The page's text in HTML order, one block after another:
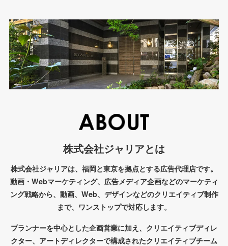
株式会社ジャリアとは
株式会社ジャリアは、福岡と東京を拠点とする広告代理店です。
動画・Webマーケティング、広告メディア企画などのマーケティ
ング戦略から、動画、Web、デザインなどのクリエイティブ制作
まで、ワンストップで対応します。
プランナーを中心とした企画営業に加え、クリエイティブディレ
クター、アートディレクターで構成されたクリエイティブチーム